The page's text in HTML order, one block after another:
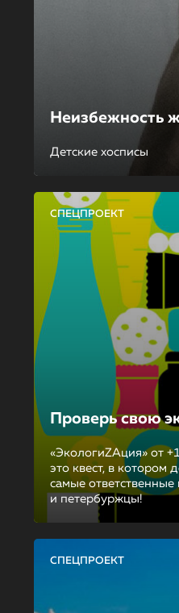
Неизбежность
Детские хосписы
СПЕЦПРОЕКТ
Проверь свою
«ЭкологиZAция» от
это квест, в котором
самые ответственные
и петербуржцы!
СПЕЦПРОЕКТ